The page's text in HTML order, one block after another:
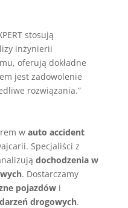
stosują
inżynierii
oferują dokładne
jest zadowolenie
rozwiązania.”
w auto accident
Specjaliści z
dochodzenia w
. Dostarczamy
pojazdówi
drogowych.